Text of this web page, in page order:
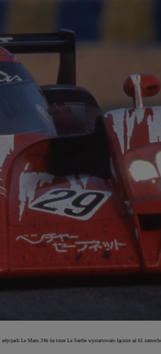
Le Mans 24h na torze La Sarthe wystartowało łącznie aż 61